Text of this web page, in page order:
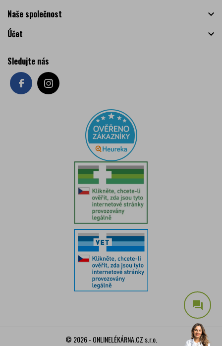
Naše společnost

Účet

Sledujte nás
question_answer
© 2026 - ONLINELÉKÁRNA.CZ s.r.o.